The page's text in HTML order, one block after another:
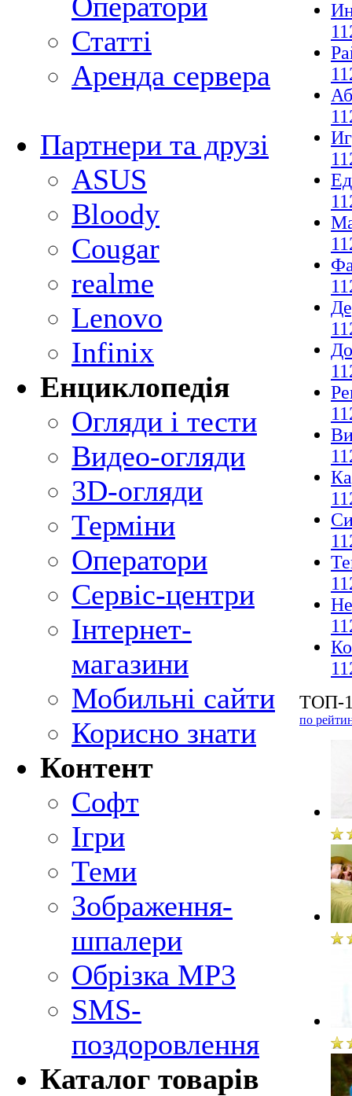
Статті
Аренда сервера
Партнери та друзі
ASUS
Bloody
Cougar
realme
Lenovo
Infinix
Енциклопедія
Огляди і тести
Видео-огляди
3D-огляди
Терміни
Оператори
Сервіс-центри
Інтернет-
магазини
Мобильні сайти
Корисно знати
Контент
Софт
Ігри
Теми
Зображення-
шпалери
Обрізка MP3
SMS-
поздоровлення
Каталог товарів
ТОП-
по